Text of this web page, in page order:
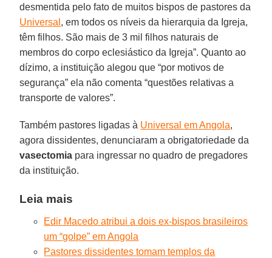
desmentida pelo fato de muitos bispos de pastores da
Universal , em todos os níveis da hierarquia da Igreja,
têm filhos. São mais de 3 mil filhos naturais de
membros do corpo eclesiástico da Igreja”. Quanto ao
dízimo, a instituição alegou que “por motivos de
segurança” ela não comenta “questões relativas a
transporte de valores”.
Também pastores ligadas à Universal em Angola,
agora dissidentes, denunciaram a obrigatoriedade da
vasectomia para ingressar no quadro de pregadores
da instituição.
Leia mais
Edir Macedo atribui a dois ex-bispos brasileiros
um “golpe” em Angola
Pastores dissidentes tomam templos da